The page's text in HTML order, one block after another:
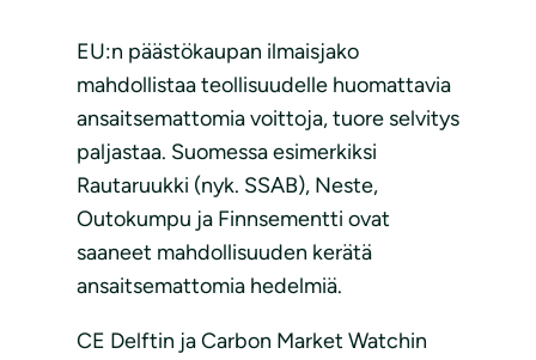
EU:n päästökaupan ilmaisjako
mahdollistaa teollisuudelle huomattavia
ansaitsemattomia voittoja, tuore selvitys
paljastaa. Suomessa esimerkiksi
Rautaruukki (nyk. SSAB), Neste,
Outokumpu ja Finnsementti ovat
saaneet mahdollisuuden kerätä
ansaitsemattomia hedelmiä.
CE Delftin ja Carbon Market Watchin